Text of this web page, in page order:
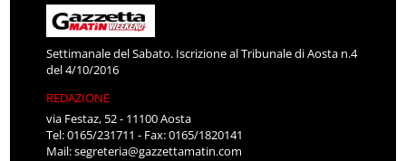
Settimanale del Sabato. Iscrizione al Tribunale di Aosta n.4
del 4/10/2016
REDAZIONE
via Festaz, 52 - 11100 Aosta
Tel: 0165/231711 - Fax: 0165/1820141
Mail:segreteria@gazzettamatin.com